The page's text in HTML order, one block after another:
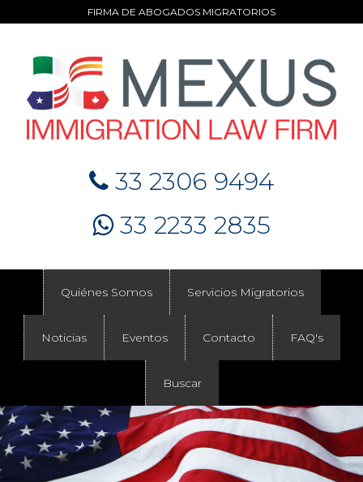
FIRMA DE ABOGADOS MIGRATORIOS
33 2306 9494
33 2233 2835
Quiénes Somos Servicios Migratorios
Noticias Eventos Contacto FAQ's
Buscar